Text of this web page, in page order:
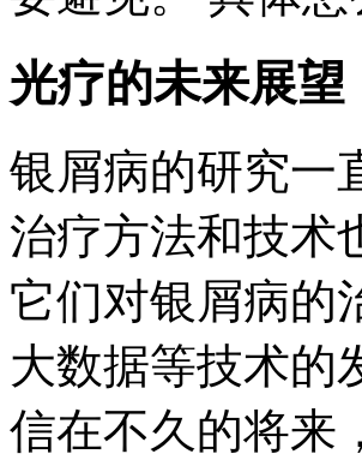
光疗的未来展望
银屑病的研究一
治疗方法和技术
它们对银屑病的
大数据等技术的
信在不久的将来